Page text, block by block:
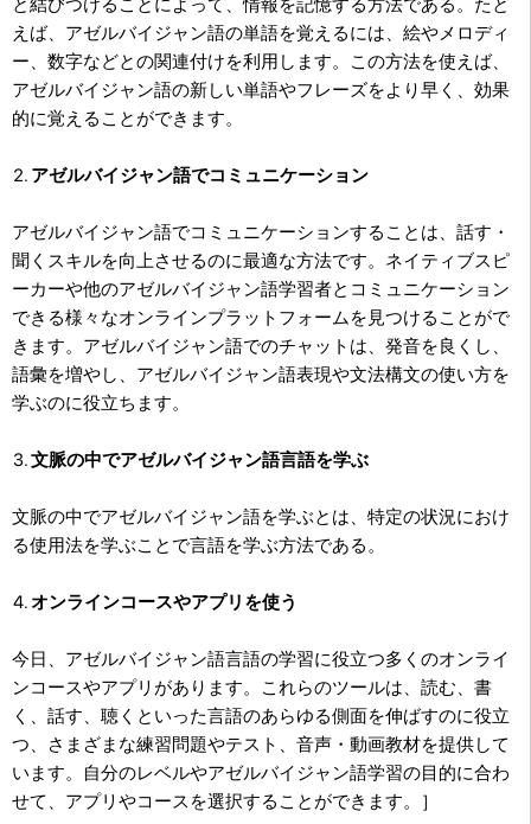
えば、アゼルバイジャン語の単語を覚えるには、絵やメロディ
ー、数字などとの関連付けを利用します。この方法を使えば、
アゼルバイジャン語の新しい単語やフレーズをより早く、効果
的に覚えることができます。
アゼルバイジャン語でコミュニケーション
アゼルバイジャン語でコミュニケーションすることは、話す・
聞くスキルを向上させるのに最適な方法です。ネイティブスピ
ーカーや他のアゼルバイジャン語学習者とコミュニケーション
できる様々なオンラインプラットフォームを見つけることがで
きます。アゼルバイジャン語でのチャットは、発音を良くし、
語彙を増やし、アゼルバイジャン語表現や文法構文の使い方を
学ぶのに役立ちます。
文脈の中でアゼルバイジャン語言語を学ぶ
文脈の中でアゼルバイジャン語を学ぶとは、特定の状況におけ
る使用法を学ぶことで言語を学ぶ方法である。
オンラインコースやアプリを使う
今日、アゼルバイジャン語言語の学習に役立つ多くのオンライ
ンコースやアプリがあります。これらのツールは、読む、書
く、話す、聴くといった言語のあらゆる側面を伸ばすのに役立
つ、さまざまな練習問題やテスト、音声・動画教材を提供して
います。自分のレベルやアゼルバイジャン語学習の目的に合わ
せて、アプリやコースを選択することができます。］